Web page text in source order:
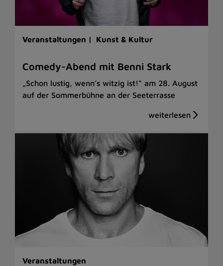
Veranstaltungen | Kunst & Kultur
Comedy-Abend mit Benni Stark
„Schon lustig, wenn’s witzig ist!“ am 28. August
auf der Sommerbühne an der Seeterrasse
Veranstaltungen